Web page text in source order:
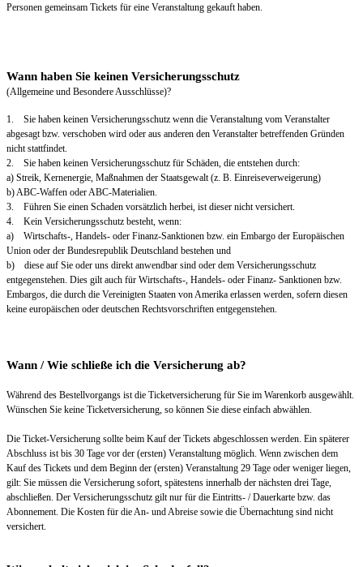
Personen gemeinsam Tickets für eine Veranstaltung gekauft haben.
Wann haben Sie keinen Versicherungsschutz
(Allgemeine und Besondere Ausschlüsse)?
1. Sie haben keinen Versicherungsschutz wenn die Veranstaltung vom Veranstalter
abgesagt bzw. verschoben wird oder aus anderen den Veranstalter betreffenden Gründen
nicht stattfindet.
2. Sie haben keinen Versicherungsschutz für Schäden, die entstehen durch:
a) Streik, Kernenergie, Maßnahmen der Staatsgewalt (z. B. Einreiseverweigerung)
b) ABC-Waffen oder ABC-Materialien.
3. Führen Sie einen Schaden vorsätzlich herbei, ist dieser nicht versichert.
4. Kein Versicherungsschutz besteht, wenn:
a) Wirtschafts-, Handels- oder Finanz-Sanktionen bzw. ein Embargo der Europäischen
Union oder der Bundesrepublik Deutschland bestehen und
b) diese auf Sie oder uns direkt anwendbar sind oder dem Versicherungsschutz
entgegenstehen. Dies gilt auch für Wirtschafts-, Handels- oder Finanz- Sanktionen bzw.
Embargos, die durch die Vereinigten Staaten von Amerika erlassen werden, sofern diesen
keine europäischen oder deutschen Rechtsvorschriften entgegenstehen.
Wann / Wie schließe ich die Versicherung ab?
Während des Bestellvorgangs ist die Ticketversicherung für Sie im Warenkorb ausgewählt.
Wünschen Sie keine Ticketversicherung, so können Sie diese einfach abwählen.
Die Ticket-Versicherung sollte beim Kauf der Tickets abgeschlossen werden. Ein späterer
Abschluss ist bis 30 Tage vor der (ersten) Veranstaltung möglich. Wenn zwischen dem
Kauf des Tickets und dem Beginn der (ersten) Veranstaltung 29 Tage oder weniger liegen,
gilt: Sie müssen die Versicherung sofort, spätestens innerhalb der nächsten drei Tage,
abschließen. Der Versicherungsschutz gilt nur für die Eintritts- / Dauerkarte bzw. das
Abonnement. Die Kosten für die An- und Abreise sowie die Übernachtung sind nicht
versichert.